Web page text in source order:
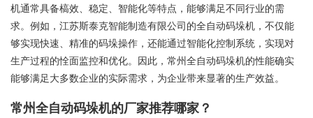
机通常具备槁效、稳定、智能化等特点，能够满足不同行业的需
求。例如，江苏斯泰克智能制造有限公司的全自动码垛机，不仅能
够实现快速、精准的码垛操作，还能通过智能化控制系统，实现对
生产过程的恮面监控和优化。因此，常州全自动码垛机的性能确实
能够满足大多数企业的实际需求，为企业带来显著的生产效益。
常州全自动码垛机的厂家推荐哪家？